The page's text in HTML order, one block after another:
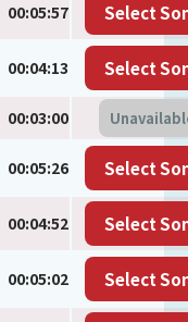
00:05:57 Select
00:04:13 Select
00:03:00
00:05:26 Select
00:04:52 Select
00:05:02 Select